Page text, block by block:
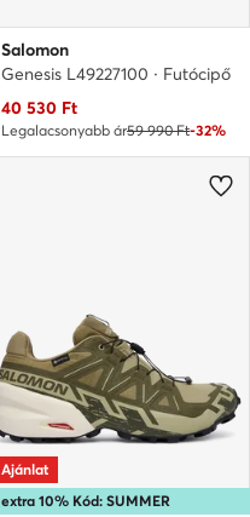
Salomon
Genesis L49227100 · Futócipő
Aktuális ár
40 530 Ft
Legalacsonyabb ár59 990 Ft-32%
extra 10% Kód: SUMMER
Ajánlat